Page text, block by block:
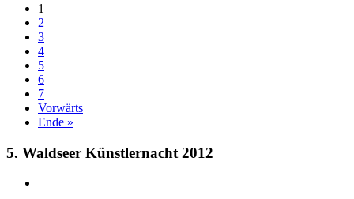
1
2
3
4
5
6
7
Vorwärts
Ende »
5. Waldseer Künstlernacht 2012